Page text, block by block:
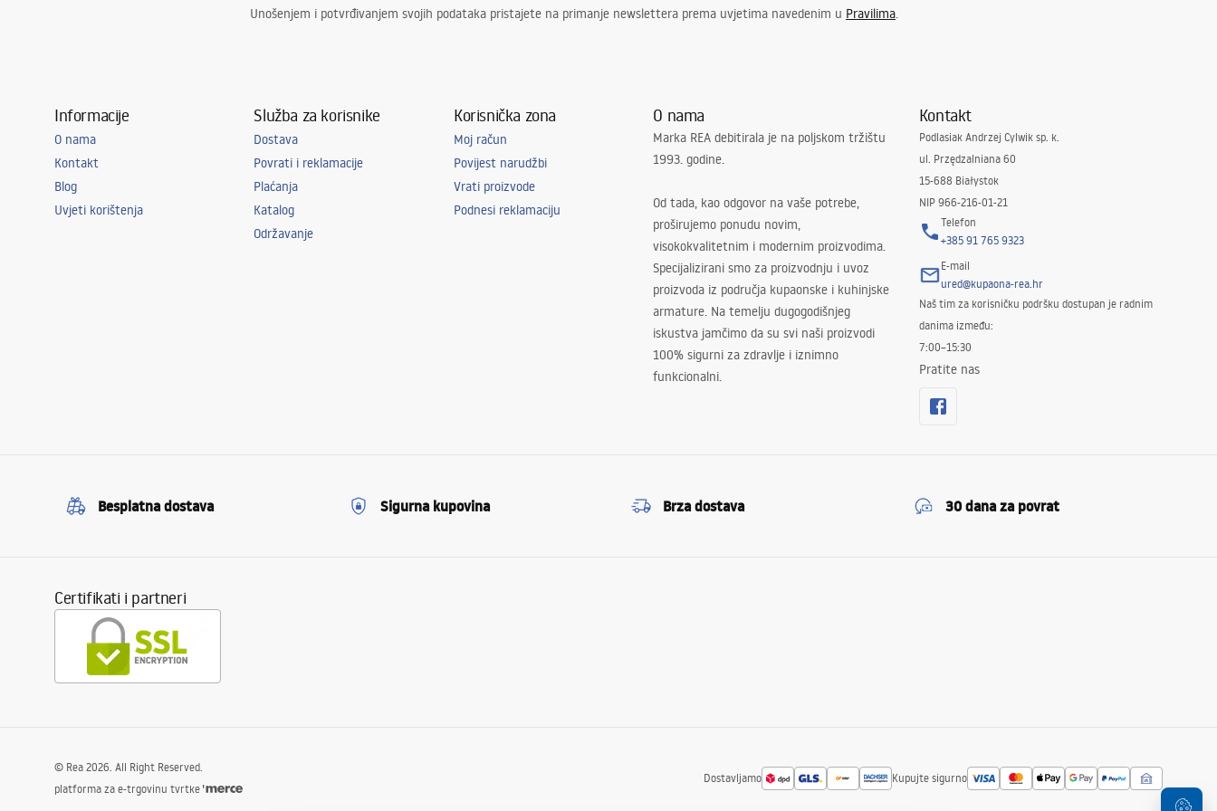
Unošenjem i potvrđivanjem svojih podataka pristajete na primanje newslettera prema uvjetima navedenim u Pravilima.
Informacije
O nama
Kontakt
Blog
Uvjeti korištenja
Služba za korisnike
Dostava
Povrati i reklamacije
Plaćanja
Katalog
Održavanje
Korisnička zona
Moj račun
Povijest narudžbi
Vrati proizvode
Podnesi reklamaciju
O nama
Marka REA debitirala je na poljskom tržištu
1993. godine.
Od tada, kao odgovor na vaše potrebe,
proširujemo ponudu novim,
visokokvalitetnim i modernim proizvodima.
Specijalizirani smo za proizvodnju i uvoz
proizvoda iz područja kupaonske i kuhinjske
armature. Na temelju dugogodišnjeg
iskustva jamčimo da su svi naši proizvodi
100% sigurni za zdravlje i iznimno
funkcionalni.
Kontakt
Podlasiak Andrzej Cylwik sp. k.
ul. Przędzalniana 60
15-688 Białystok
NIP 966-216-01-21
Telefon
+385 91 765 9323
E-mail
ured@kupaona-rea.hr
Naš tim za korisničku podršku dostupan je radnim
danima između:
7:00–15:30
Pratite nas
Besplatna dostava Sigurna kupovina Brza dostava 30 dana za povrat
Certifikati i partneri
Dostavljamo Kupujte sigurno
© Rea 2026. All Right Reserved.
platforma za e-trgovinu tvrtke